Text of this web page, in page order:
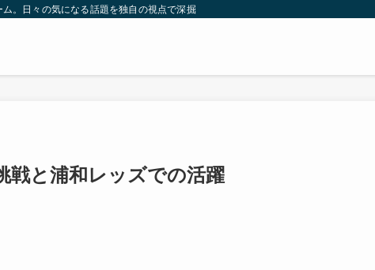
。日々の気になる話題を独自の視点で深掘りしたコンテンツをお届けします。
戦と浦和レッズでの活躍